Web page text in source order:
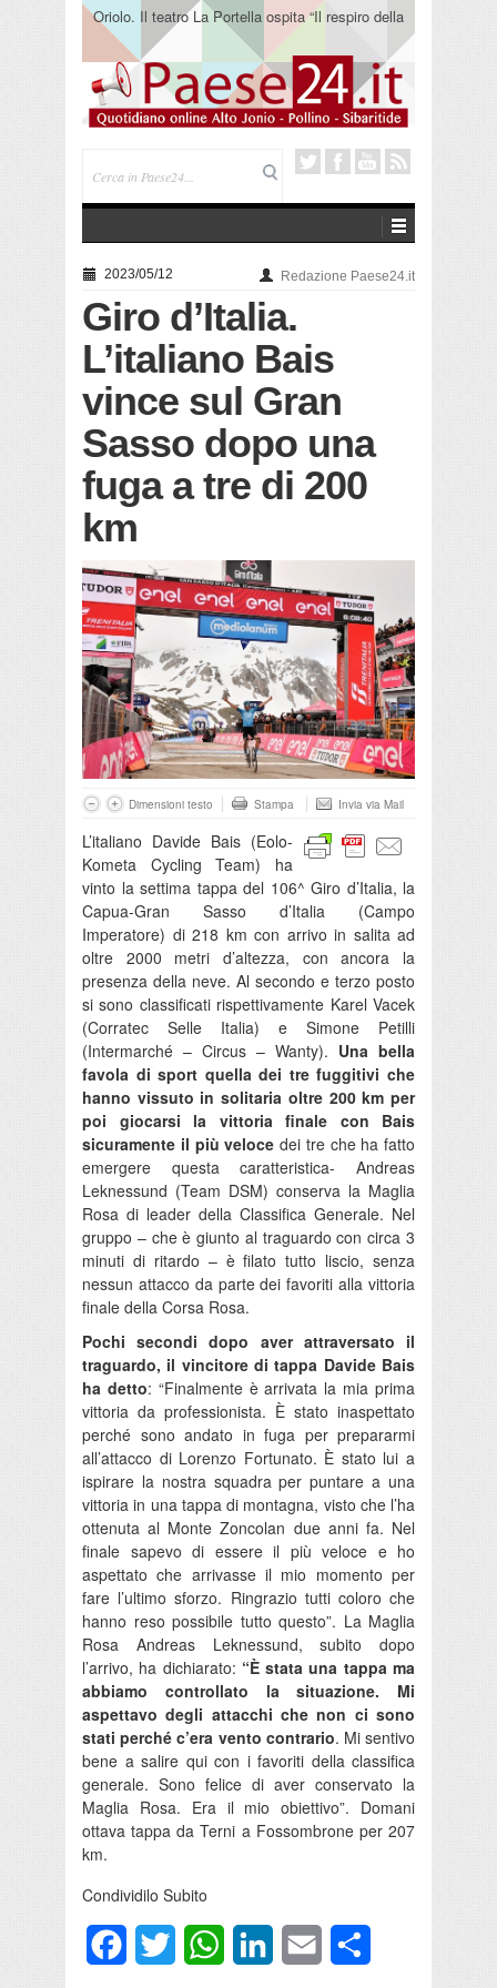
Oriolo. Il teatro La Portella ospita “Il respiro della
terra” del collettivo 365
2023/05/12 Redazione Paese24.it
Giro d’Italia.
L’italiano Bais
vince sul Gran
Sasso dopo una
fuga a tre di 200
km
Dimensioni testo Stampa Invia via Mail
L’italiano Davide Bais (Eolo-
Kometa Cycling Team) ha
vinto la settima tappa del 106^ Giro d’Italia, la
Capua-Gran Sasso d’Italia (Campo
Imperatore) di 218 km con arrivo in salita ad
oltre 2000 metri d’altezza, con ancora la
presenza della neve. Al secondo e terzo posto
si sono classificati rispettivamente Karel Vacek
(Corratec Selle Italia) e Simone Petilli
(Intermarché – Circus – Wanty). Una bella
favola di sport quella dei tre fuggitivi che
hanno vissuto in solitaria oltre 200 km per
poi giocarsi la vittoria finale con Bais
sicuramente il più veloce dei tre che ha fatto
emergere questa caratteristica- Andreas
Leknessund (Team DSM) conserva la Maglia
Rosa di leader della Classifica Generale. Nel
gruppo – che è giunto al traguardo con circa 3
minuti di ritardo – è filato tutto liscio, senza
nessun attacco da parte dei favoriti alla vittoria
finale della Corsa Rosa.
Pochi secondi dopo aver attraversato il
traguardo, il vincitore di tappa Davide Bais
ha detto: “Finalmente è arrivata la mia prima
vittoria da professionista. È stato inaspettato
perché sono andato in fuga per prepararmi
all’attacco di Lorenzo Fortunato. È stato lui a
ispirare la nostra squadra per puntare a una
vittoria in una tappa di montagna, visto che l’ha
ottenuta al Monte Zoncolan due anni fa. Nel
finale sapevo di essere il più veloce e ho
aspettato che arrivasse il mio momento per
fare l’ultimo sforzo. Ringrazio tutti coloro che
hanno reso possibile tutto questo”. La Maglia
Rosa Andreas Leknessund, subito dopo
l’arrivo, ha dichiarato: “È stata una tappa ma
abbiamo controllato la situazione. Mi
aspettavo degli attacchi che non ci sono
stati perché c’era vento contrario. Mi sentivo
bene a salire qui con i favoriti della classifica
generale. Sono felice di aver conservato la
Maglia Rosa. Era il mio obiettivo”. Domani
ottava tappa da Terni a Fossombrone per 207
km.
Condividilo Subito
FacebookTwitter WhatsAppLinkedInEmail